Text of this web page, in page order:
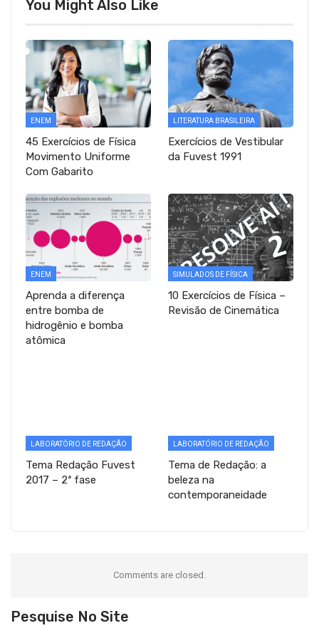
You Might Also Like
ENEM
45 Exercícios de Física
Movimento Uniforme
Com Gabarito
LITERATURA BRASILEIRA
Exercícios de Vestibular
da Fuvest 1991
ENEM
Aprenda a diferença
entre bomba de
hidrogênio e bomba
atômica
SIMULADOS DE FÍSICA
10 Exercícios de Física –
Revisão de Cinemática
LABORATÓRIO DE REDAÇÃO
Tema Redação Fuvest
2017 – 2ª fase
LABORATÓRIO DE REDAÇÃO
Tema de Redação: a
beleza na
contemporaneidade
Comments are closed.
Pesquise No Site